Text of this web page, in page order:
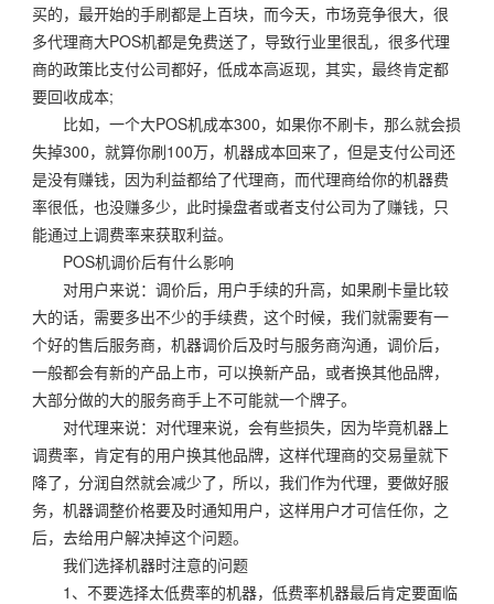
买的，最开始的手刷都是上百块，而今天，市场竞争很大，很
多代理商大POS机都是免费送了，导致行业里很乱，很多代理
商的政策比支付公司都好，低成本高返现，其实，最终肯定都
要回收成本;
比如，一个大POS机成本300，如果你不刷卡，那么就会损
失掉300，就算你刷100万，机器成本回来了，但是支付公司还
是没有赚钱，因为利益都给了代理商，而代理商给你的机器费
率很低，也没赚多少，此时操盘者或者支付公司为了赚钱，只
能通过上调费率来获取利益。
POS机调价后有什么影响
对用户来说：调价后，用户手续的升高，如果刷卡量比较
大的话，需要多出不少的手续费，这个时候，我们就需要有一
个好的售后服务商，机器调价后及时与服务商沟通，调价后，
一般都会有新的产品上市，可以换新产品，或者换其他品牌，
大部分做的大的服务商手上不可能就一个牌子。
对代理来说：对代理来说，会有些损失，因为毕竟机器上
调费率，肯定有的用户换其他品牌，这样代理商的交易量就下
降了，分润自然就会减少了，所以，我们作为代理，要做好服
务，机器调整价格要及时通知用户，这样用户才可信任你，之
后，去给用户解决掉这个问题。
我们选择机器时注意的问题
1、不要选择太低费率的机器，低费率机器最后肯定要面临